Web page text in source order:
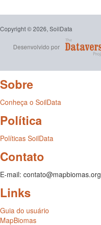
Copyright © 2026, SoilData
Desenvolvido por
Sobre
Conheça o SoilData
Política
Políticas SoilData
Contato
E-mail: contato@mapbiomas.org
Links
Guia do usuário
MapBiomas